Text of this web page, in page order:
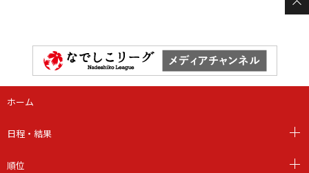
ホーム
日程・結果
順位